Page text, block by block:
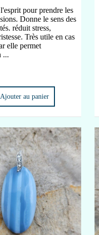
pour prendre les
Donne le sens des
réduit stress,
Très utile en cas
elle permet
...
Ajouter au panier